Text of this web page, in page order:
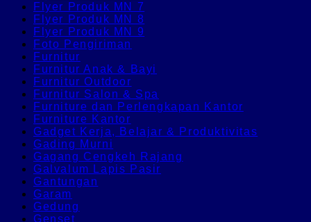
Flyer Produk MN 7
Flyer Produk MN 8
Flyer Produk MN 9
Foto Pengiriman
Furnitur
Furnitur Anak & Bayi
Furnitur Outdoor
Furnitur Salon & Spa
Furniture dan Perlengkapan Kantor
Furniture Kantor
Gadget Kerja, Belajar & Produktivitas
Gading Murni
Gagang Cengkeh Rajang
Galvalum Lapis Pasir
Gantungan
Garam
Gedung
Genset